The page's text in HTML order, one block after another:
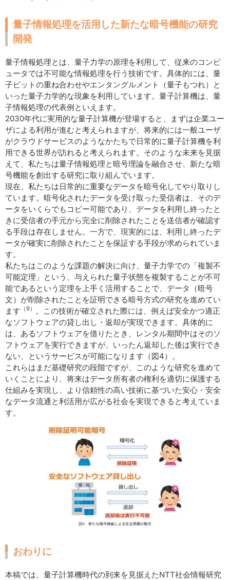
量子情報処理を活用した新たな暗号機能の研究
開発
量子情報処理とは、量子力学の原理を利用して、従来のコンピ
ュータでは不可能な情報処理を行う技術です。具体的には、量
子ビットの重ね合わせやエンタングルメント（量子もつれ）と
いった量子力学的な現象を利用しています。量子計算機は、量
子情報処理の代表例といえます。
2030年代に実用的な量子計算機が登場すると、まずは企業ユー
ザによる利用が進むと考えられますが、将来的には一般ユーザ
がクラウドサービスのようなかたちで日常的に量子計算機を利
用できる世界が訪れると考えられます。そのような未来を見据
えて、私たちは量子情報処理と暗号理論を融合させ、新たな暗
号機能を創出する研究に取り組んでいます。
現在、私たちは日常的に重要なデータを暗号化してやり取りし
ています。暗号化されたデータを受け取った受信者は、そのデ
ータをいくらでもコピー可能であり、データを利用し終ったと
きに受信者の手元から完全に削除されたことを送信者が確認す
る手段は存在しません。一方で、現実的には、利用し終ったデ
ータが確実に削除されたことを保証する手段が求められていま
す。
私たちはこのような課題の解決に向け、量子力学での「複製不
可能定理」という、与えられた量子状態を複製することが不可
能であるという定理を上手く活用することで、データ（暗号
文）が削除されたことを証明できる暗号方式の研究を進めてい
ます （9） 。この技術が確立された際には、例えば安全かつ適正
なソフトウェアの貸し出し・返却が実現できます。具体的に
は、あるソフトウェアを借りたとき、レンタル期間中はそのソ
フトウェアを実行できますが、いったん返却した後は実行でき
ない、というサービスが可能になります（図4）。
これらはまだ基礎研究の段階ですが、このような研究を進めて
いくことにより、将来はデータ所有者の権利を適切に保護する
仕組みを実現し、より信頼性の高い技術に基づいた安心・安全
なデータ流通と利活用が広がる社会を実現できると考えていま
す。
おわりに
本稿では、量子計算機時代の到来を見据えたNTT社会情報研究